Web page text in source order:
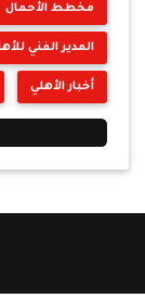
مخطط الأحمال
المدير الفني
أخبار الأهلي